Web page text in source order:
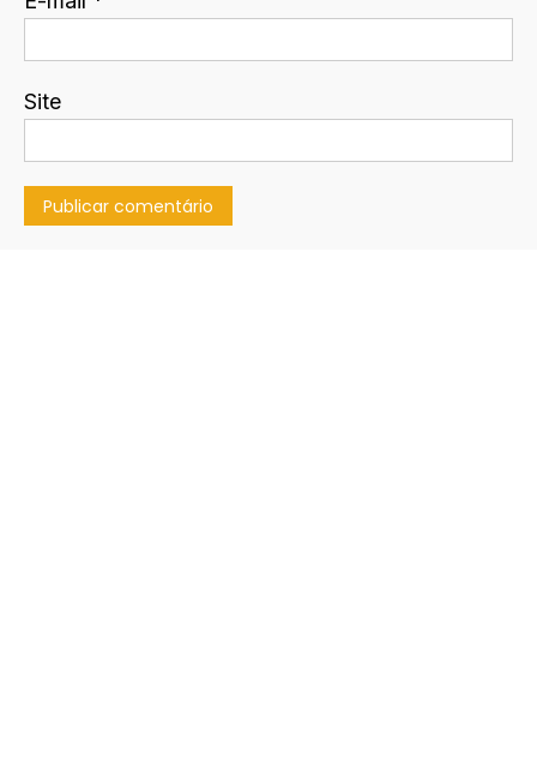
Site